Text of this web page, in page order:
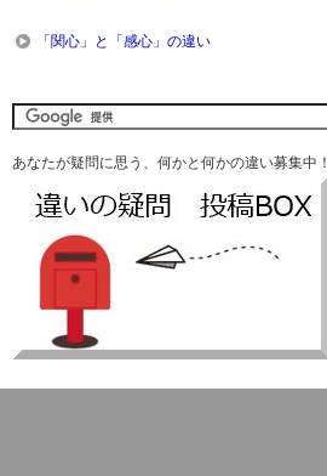
「関心」と「感心」の違い
あなたが疑問に思う、何かと何かの違い募集中！